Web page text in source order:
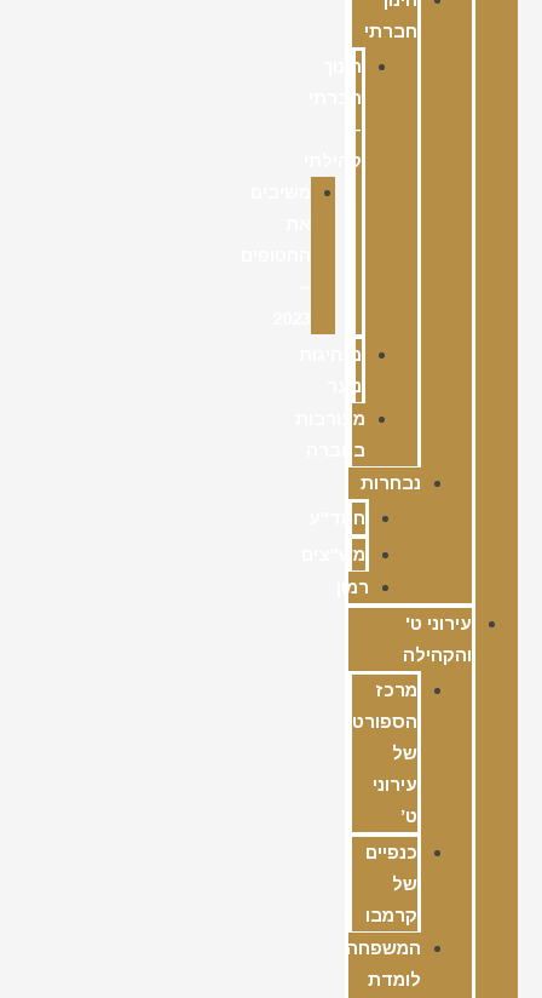
חברתי
חינוך
חברתי
–
קהילתי
מנהיגות
נוער
מעורבות
בחברה
נבחרות
חמד"ע
מש"צים
רמון
עירוני ט'
והקהילה
מרכז
הספורט
של
עירוני
ט’
כנפיים
של
קרמבו
המשפחה
לומדת